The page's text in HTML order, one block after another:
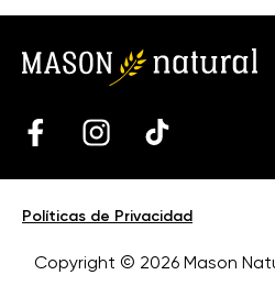
Copyright © 2026 Mason
Políticas de Privacidad